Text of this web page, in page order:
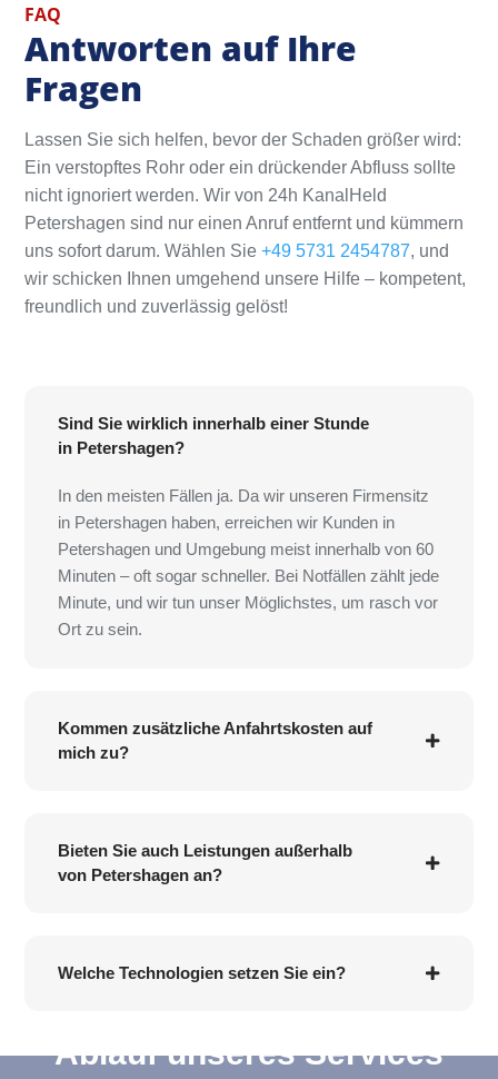
FAQ
Antworten auf Ihre
Fragen
Lassen Sie sich helfen, bevor der Schaden größer wird:
Ein verstopftes Rohr oder ein drückender Abfluss sollte
nicht ignoriert werden. Wir von 24h KanalHeld
Petershagen sind nur einen Anruf entfernt und kümmern
uns sofort darum. Wählen Sie+49 5731 2454787, und
wir schicken Ihnen umgehend unsere Hilfe – kompetent,
freundlich und zuverlässig gelöst!
Sind Sie wirklich innerhalb einer Stunde
in Petershagen?
In den meisten Fällen ja. Da wir unseren Firmensitz
in Petershagen haben, erreichen wir Kunden in
Petershagen und Umgebung meist innerhalb von 60
Minuten – oft sogar schneller. Bei Notfällen zählt jede
Minute, und wir tun unser Möglichstes, um rasch vor
Ort zu sein.
Kommen zusätzliche Anfahrtskosten auf
mich zu?
Bieten Sie auch Leistungen außerhalb
von Petershagen an?
Welche Technologien setzen Sie ein?
Ablauf unseres Services